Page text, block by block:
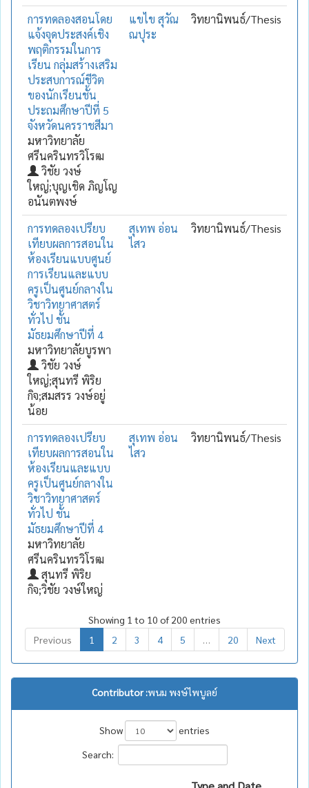
การทดลองสอนโดย
แจ้งจุดประสงค์เชิง
พฤติกรรมในการ
เรียน กลุ่มสร้างเสริม
ประสบการณ์ชีวิต
ของนักเรียนชั้น
ประถมศึกษาปีที่ 5
จังหวัดนครราชสีมา
มหาวิทยาลัย
ศรีนครินทรวิโรฒ
วิชัย วงษ์
ใหญ่;บุญเชิด ภิญโญ
อนันตพงษ์
แขไข สุวัณ
ณปุระ
วิทยานิพนธ์/Thesis
การทดลองเปรียบ
เทียบผลการสอนใน
ห้องเรียนแบบศูนย์
การเรียนและแบบ
ครูเป็นศูนย์กลางใน
วิชาวิทยาศาสตร์
ทั่วไป ชั้น
มัธยมศึกษาปีที่ 4
มหาวิทยาลัยบูรพา
วิชัย วงษ์
ใหญ่;สุนทรี พิริย
กิจ;สมสรร วงษ์อยู่
น้อย
สุเทพ อ่อน
ไสว
วิทยานิพนธ์/Thesis
การทดลองเปรียบ
เทียบผลการสอนใน
ห้องเรียนและแบบ
ครูเป็นศูนย์กลางใน
วิชาวิทยาศาสตร์
ทั่วไป ชั้น
มัธยมศึกษาปีที่ 4
มหาวิทยาลัย
ศรีนครินทรวิโรฒ
สุนทรี พิริย
กิจ;วิชัย วงษ์ใหญ่
สุเทพ อ่อน
ไสว
วิทยานิพนธ์/Thesis
Showing 1 to 10 of 200 entries
Previous
1 2 3 4 5 20 Next
Contributor :พนม พงษ์ไพบูลย์
Show
entries
Search: